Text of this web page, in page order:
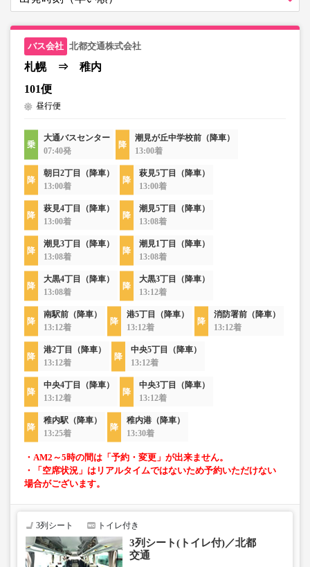
北都交通株式会社
札幌 ⇒ 稚内
101便
昼行便
大通バスセンター
07:40発
潮見が丘中学校前（降車）
13:00着
朝日2丁目（降車）
13:00着
萩見5丁目（降車）
13:00着
萩見4丁目（降車）
13:00着
潮見5丁目（降車）
13:08着
潮見3丁目（降車）
13:08着
潮見1丁目（降車）
13:08着
大黒4丁目（降車）
13:08着
大黒3丁目（降車）
13:12着
南駅前（降車）
13:12着
港5丁目（降車）
13:12着
消防署前（降車）
13:12着
港2丁目（降車）
13:12着
中央5丁目（降車）
13:12着
中央4丁目（降車）
13:12着
中央3丁目（降車）
13:12着
稚内駅（降車）
13:25着
稚内港（降車）
13:30着
・AM2～5時の間は「予約・変更」が出来ません。
・「空席状況」はリアルタイムではないため予約いただけない
場合がございます。
3列シート トイレ付き
3列シート(トイレ付)／北都
交通